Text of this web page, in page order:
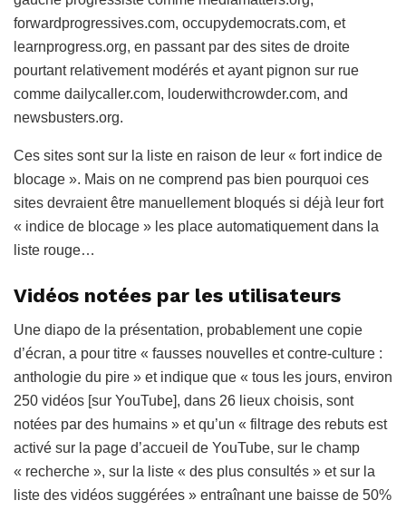
forwardprogressives.com, occupydemocrats.com, et
learnprogress.org, en passant par des sites de droite
pourtant relativement modérés et ayant pignon sur rue
comme dailycaller.com, louderwithcrowder.com, and
newsbusters.org.
Ces sites sont sur la liste en raison de leur « fort indice de
blocage ». Mais on ne comprend pas bien pourquoi ces
sites devraient être manuellement bloqués si déjà leur fort
« indice de blocage » les place automatiquement dans la
liste rouge…
Vidéos notées par les utilisateurs
Une diapo de la présentation, probablement une copie
d’écran, a pour titre « fausses nouvelles et contre-culture :
anthologie du pire » et indique que « tous les jours, environ
250 vidéos [sur YouTube], dans 26 lieux choisis, sont
notées par des humains » et qu’un « filtrage des rebuts est
activé sur la page d’accueil de YouTube, sur le champ
« recherche », sur la liste « des plus consultés » et sur la
liste des vidéos suggérées » entraînant une baisse de 50%